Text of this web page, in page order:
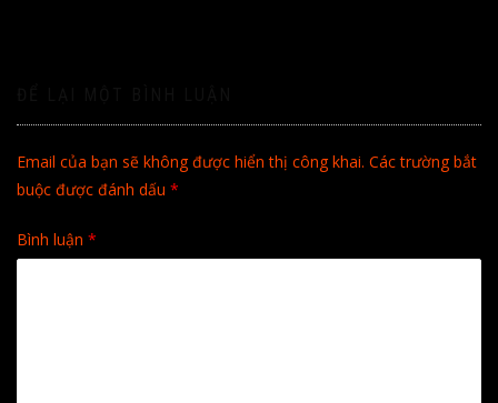
Email của bạn sẽ không được hiển thị công khai. Các trường bắt
buộc được đánh dấu *
Bình luận *